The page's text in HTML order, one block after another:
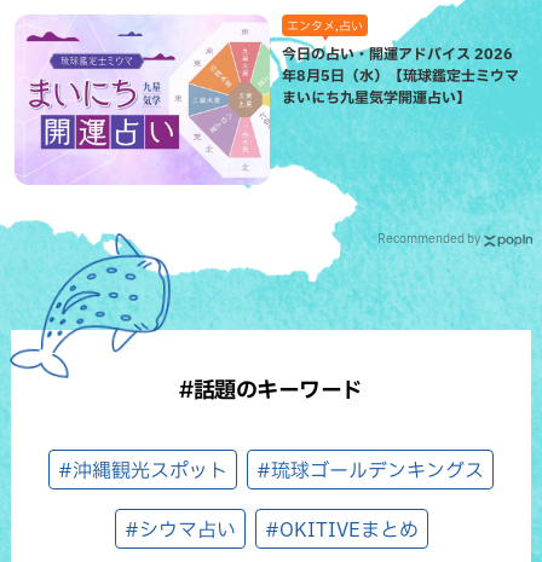
エンタメ,占い
今日の占い・開運アドバイス 2026
年8月5日（水）【琉球鑑定士ミウマ
まいにち九星気学開運占い】
Recommended by
#話題のキーワード
#沖縄観光スポット #琉球ゴールデンキングス
#シウマ占い #OKITIVEまとめ